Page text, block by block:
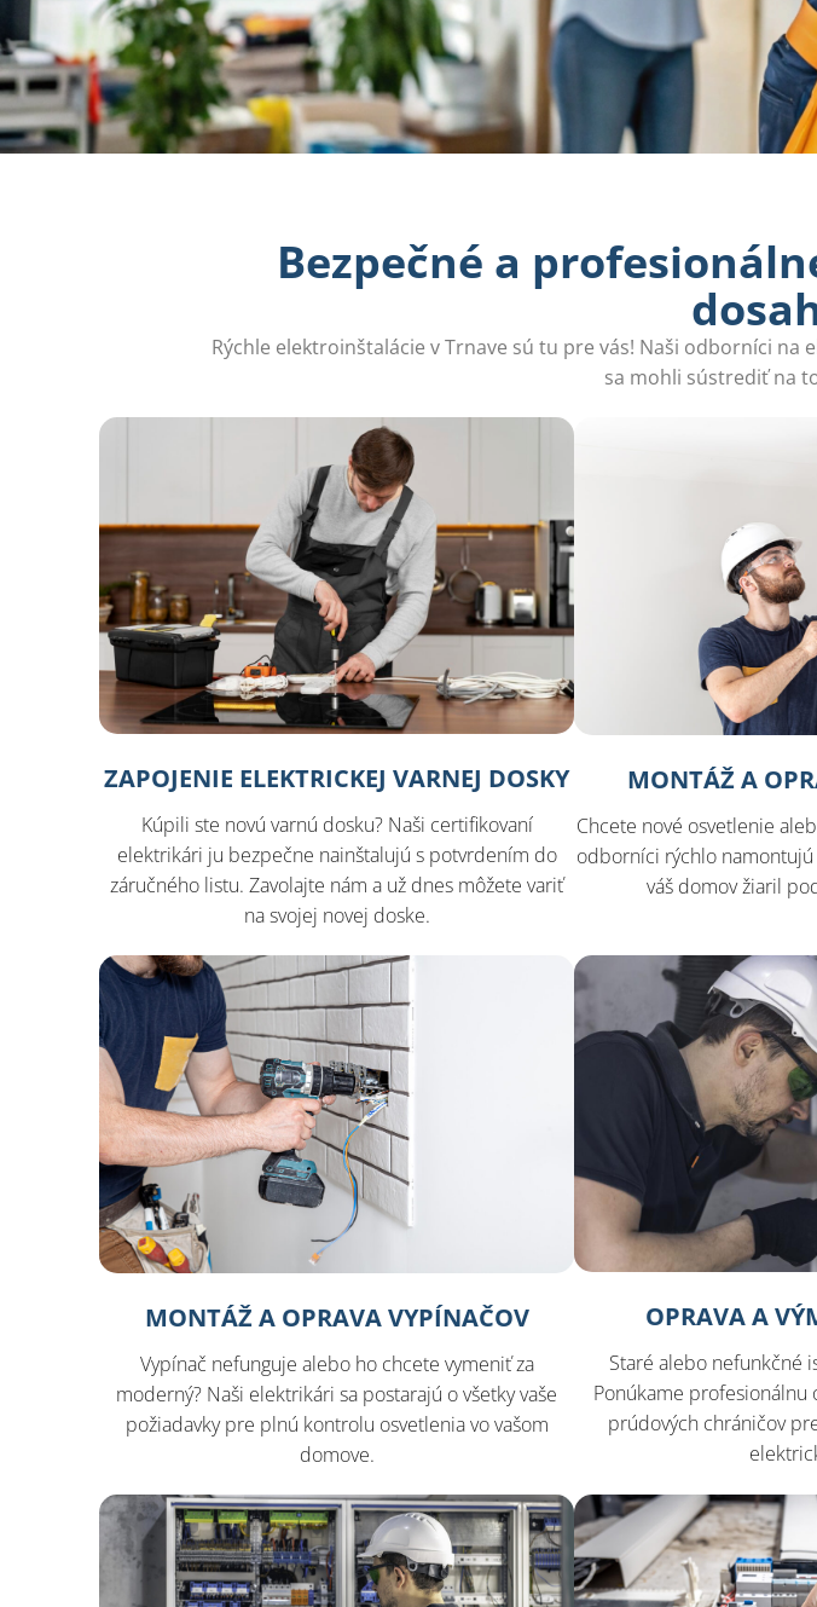
Bezpečné a
Rýchle elektroinštalácie v Trnave sú tu pre vás! Naši odborníci
sa mohli sústrediť na
ZAPOJENIE ELEKTRICKEJ VARNEJ DOSKY
Kúpili ste novú varnú dosku? Naši certifikovaní
elektrikári ju bezpečne nainštalujú s potvrdením do
záručného listu. Zavolajte nám a už dnes môžete variť
na svojej novej doske.
MONTÁŽ A
Chcete nové osvetlenie
odborníci rýchlo
váš domov žiaril
MONTÁŽ A OPRAVA VYPÍNAČOV
Vypínač nefunguje alebo ho chcete vymeniť za
moderný? Naši elektrikári sa postarajú o všetky vaše
požiadavky pre plnú kontrolu osvetlenia vo vašom
domove.
OPRAVA A
Staré alebo nefunkčné
Ponúkame profesionálnu
prúdových chráničov